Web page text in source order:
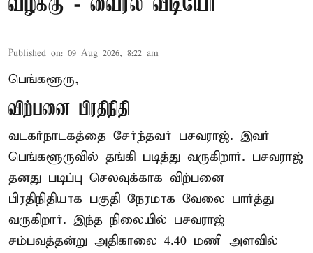
வழக்கு - வைரல் வீடியோ
Published on: 09 Aug 2026, 8:22 am
பெங்களூரு,
விற்பனை பிரதிநிதி
வடகர்நாடகத்தை சேர்ந்தவர் பசவராஜ். இவர்
பெங்களூருவில் தங்கி படித்து வருகிறார். பசவராஜ்
தனது படிப்பு செலவுக்காக விற்பனை
பிரதிநிதியாக பகுதி நேரமாக வேலை பார்த்து
வருகிறார். இந்த நிலையில் பசவராஜ்
சம்பவத்தன்று அதிகாலை 4.40 மணி அளவில்